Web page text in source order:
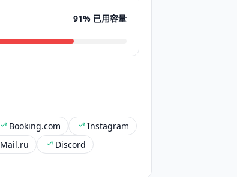
91% 已用容量
Booking.com
Instagram
Mail.ru Discord